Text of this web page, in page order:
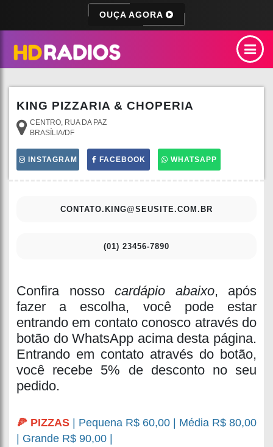
OUÇA AGORA
KING PIZZARIA & CHOPERIA
CENTRO, RUA DA PAZ
BRASÍLIA/DF
INSTAGRAM FACEBOOK WHATSAPP
CONTATO.KING@SEUSITE.COM.BR
(01) 23456-7890
Confira nosso cardápio abaixo, após
fazer a escolha, você pode estar
entrando em contato conosco através do
botão do WhatsApp acima desta página.
Entrando em contato através do botão,
você recebe 5% de desconto no seu
pedido.
🍕 PIZZAS | Pequena R$ 60,00 | Média R$ 80,00
| Grande R$ 90,00 |